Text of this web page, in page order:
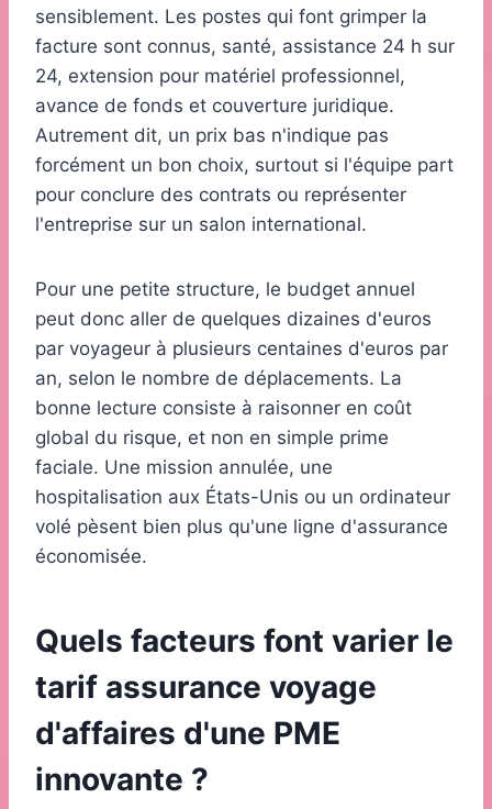
sensiblement. Les postes qui font grimper la
facture sont connus, santé, assistance 24 h sur
24, extension pour matériel professionnel,
avance de fonds et couverture juridique.
Autrement dit, un prix bas n'indique pas
forcément un bon choix, surtout si l'équipe part
pour conclure des contrats ou représenter
l'entreprise sur un salon international.
Pour une petite structure, le budget annuel
peut donc aller de quelques dizaines d'euros
par voyageur à plusieurs centaines d'euros par
an, selon le nombre de déplacements. La
bonne lecture consiste à raisonner en coût
global du risque, et non en simple prime
faciale. Une mission annulée, une
hospitalisation aux États-Unis ou un ordinateur
volé pèsent bien plus qu'une ligne d'assurance
économisée.
Quels facteurs font varier le
tarif assurance voyage
d'affaires d'une PME
innovante ?